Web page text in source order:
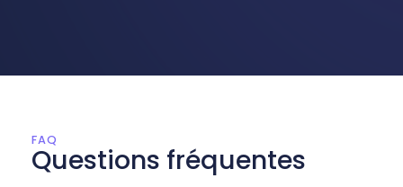
FAQ
Questions fréquentes